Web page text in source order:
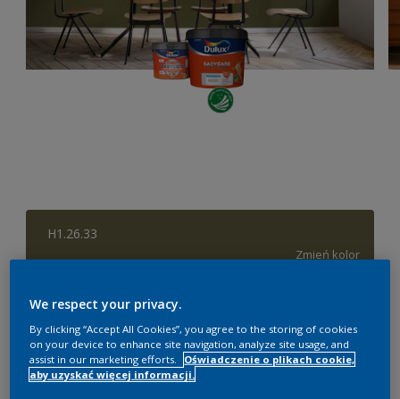
H1.26.33
Zmień kolor
Rozmiar
0,84 litra 2,03 litra 8,37 litra
Ilość Kalkulator farby
We respect your privacy.
By clicking “Accept All Cookies”, you agree to the storing of cookies
on your device to enhance site navigation, analyze site usage, and
assist in our marketing efforts.
Oświadczenie o plikach cookie,
aby uzyskać więcej informacji.